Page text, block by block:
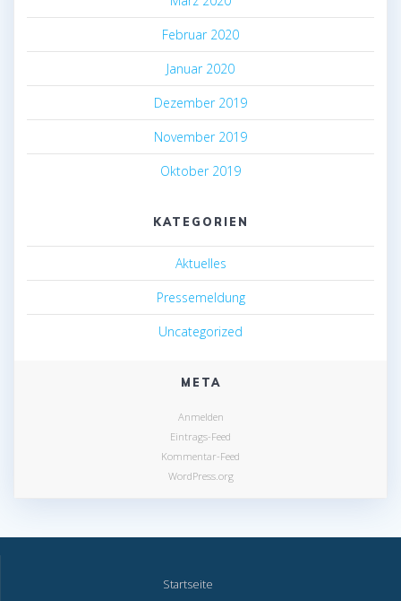
Februar 2020
Januar 2020
Dezember 2019
November 2019
Oktober 2019
KATEGORIEN
Aktuelles
Pressemeldung
Uncategorized
META
Anmelden
Eintrags-Feed
Kommentar-Feed
WordPress.org
Startseite